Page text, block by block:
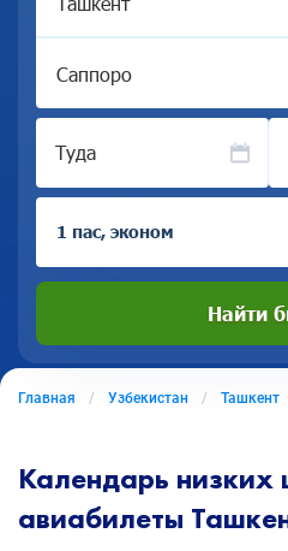
Туда
1 пас, эконом
Найти
Главная Узбекистан Ташкент
Календарь низких
авиабилеты